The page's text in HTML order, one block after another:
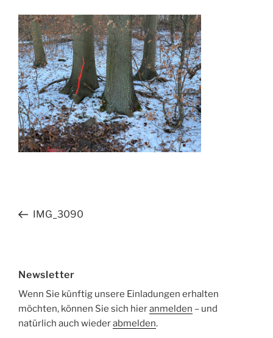
Beitragsnavigation
Vorheriger
IMG_3090
Newsletter
Wenn Sie künftig unsere Einladungen erhalten
möchten, können Sie sich hieranmelden – und
natürlich auch wiederabmelden.